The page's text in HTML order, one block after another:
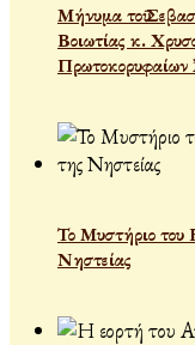
Μήνυμα τοῦ
Βοιωτίας κ.
Το Μυστήριο του
Νηστείας